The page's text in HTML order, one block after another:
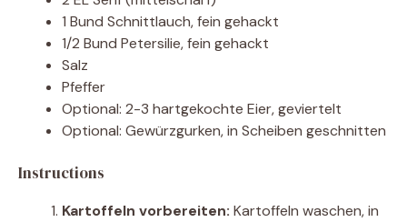
1 Bund Schnittlauch, fein gehackt
1/2 Bund Petersilie, fein gehackt
Salz
Pfeffer
Optional: 2-3 hartgekochte Eier, geviertelt
Optional: Gewürzgurken, in Scheiben geschnitten
Instructions
Kartoffeln vorbereiten: Kartoffeln waschen, in